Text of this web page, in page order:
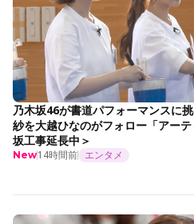
乃木坂46が書道パフォーマンスに
紗を大越ひなのがフォロー「アー
坂工事延長中＞
New14時間前 エンタメ